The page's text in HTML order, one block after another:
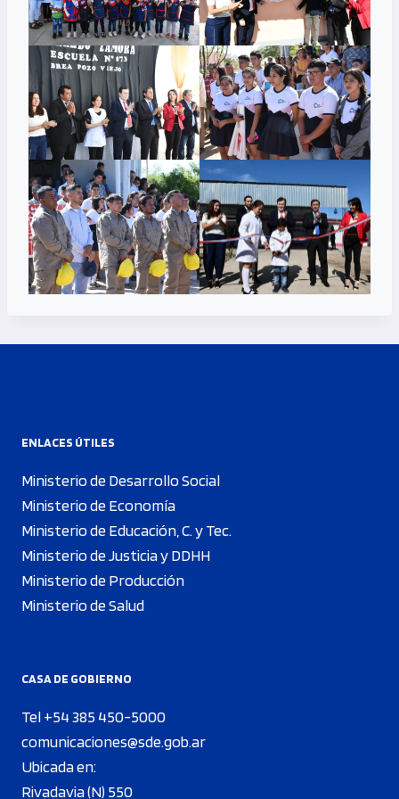
ENLACES ÚTILES
Ministerio de Desarrollo Social
Ministerio de Economía
Ministerio de Educación, C. y Tec.
Ministerio de Justicia y DDHH
Ministerio de Producción
Ministerio de Salud
CASA DE GOBIERNO
Tel +54 385 450-5000
comunicaciones@sde.gob.ar
Ubicada en:
Rivadavia (N) 550